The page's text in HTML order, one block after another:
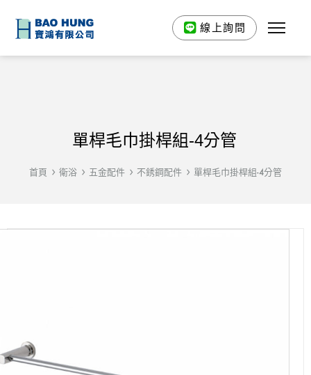
線上詢問
單桿毛巾掛桿組-4分管
首頁 衛浴 五金配件 不銹鋼配件 單桿毛巾掛桿組-4分管